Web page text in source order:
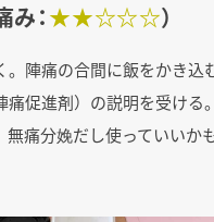
：★★☆☆☆）
。陣痛の合間に飯をかき込
痛促進剤）の説明を受ける
痛分娩だし使っていいか